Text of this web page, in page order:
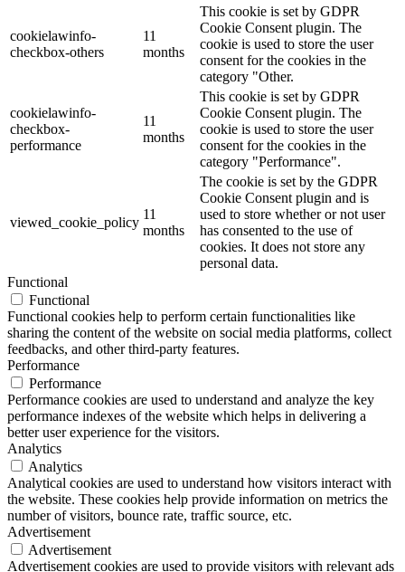
cookielawinfo-
checkbox-others
11
months
This cookie is set by GDPR
Cookie Consent plugin. The
cookie is used to store the user
consent for the cookies in the
category "Other.
cookielawinfo-
checkbox-
performance
11
months
This cookie is set by GDPR
Cookie Consent plugin. The
cookie is used to store the user
consent for the cookies in the
category "Performance".
viewed_cookie_policy
11
months
The cookie is set by the GDPR
Cookie Consent plugin and is
used to store whether or not user
has consented to the use of
cookies. It does not store any
personal data.
Functional
Functional
Functional cookies help to perform certain functionalities like
sharing the content of the website on social media platforms, collect
feedbacks, and other third-party features.
Performance
Performance
Performance cookies are used to understand and analyze the key
performance indexes of the website which helps in delivering a
better user experience for the visitors.
Analytics
Analytics
Analytical cookies are used to understand how visitors interact with
the website. These cookies help provide information on metrics the
number of visitors, bounce rate, traffic source, etc.
Advertisement
Advertisement
Advertisement cookies are used to provide visitors with relevant ads